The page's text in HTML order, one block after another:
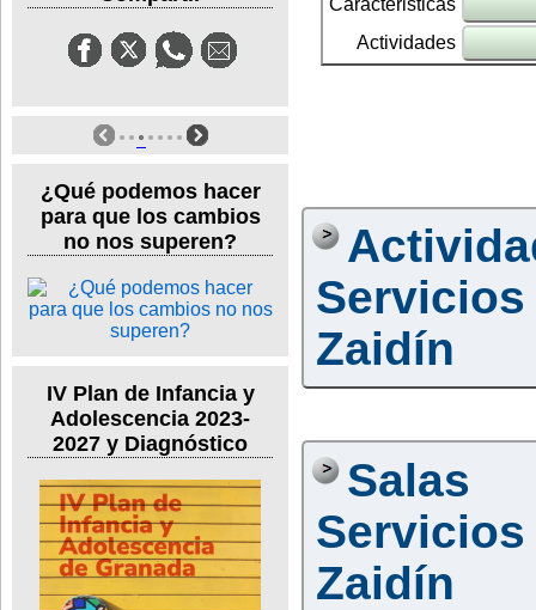
¿Qué podemos hacer
para que los cambios
no nos superen?
IV Plan de Infancia y
Adolescencia 2023-
2027 y Diagnóstico
Actividades
Zaidín
Salas
Zaidín